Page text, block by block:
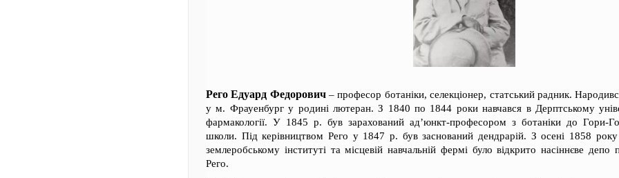
Рего Едуард Федорович– професор ботаніки, селекціонер, статський радник.
у м. Фрауенбург у родині лютеран. З 1840 по 1844 роки навчався в Дерптському
фармакології. У 1845 р. був зарахований ад’юнкт-професором з ботаніки до Гори-
школи. Під керівництвом Рего у 1847 р. був заснований дендрарій. З осені 1858
землеробському інституті та місцевій навчальній фермі було відкрито насіннєве
Рего.